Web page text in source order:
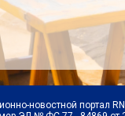
новостной портал